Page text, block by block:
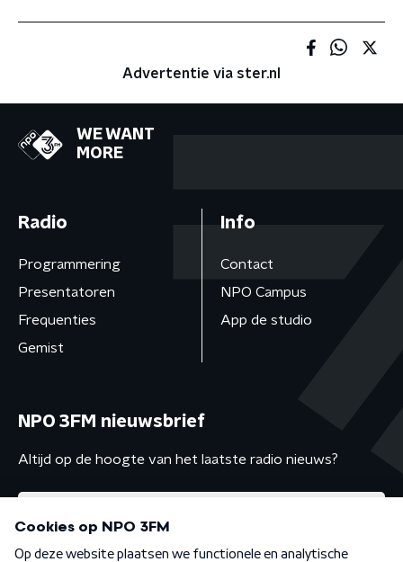
Advertentie via ster.nl
WE WANT
MORE
Radio
Programmering
Presentatoren
Frequenties
Gemist
Info
Contact
NPO Campus
App de studio
NPO 3FM nieuwsbrief
Altijd op de hoogte van het laatste radio nieuws?